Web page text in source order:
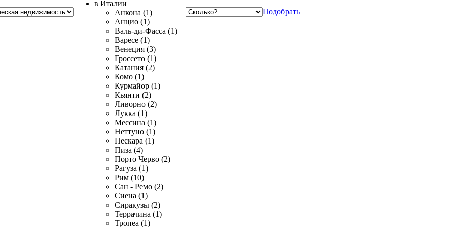
в Италии
Анкона (1)
Анцио (1)
Валь-ди-Фасса (1)
Варесе (1)
Венеция (3)
Гроссето (1)
Катания (2)
Комо (1)
Курмайор (1)
Кьянти (2)
Ливорно (2)
Лукка (1)
Мессина (1)
Неттуно (1)
Пескара (1)
Пиза (4)
Порто Черво (2)
Рагуза (1)
Рим (10)
Сан - Ремо (2)
Сиена (1)
Сиракузы (2)
Террачина (1)
Тропеа (1)
Подобрать